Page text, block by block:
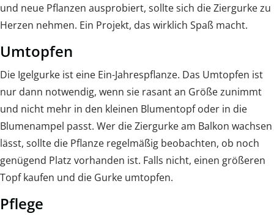
und neue Pflanzen ausprobiert, sollte sich die Ziergurke zu
Herzen nehmen. Ein Projekt, das wirklich Spaß macht.
Umtopfen
Die Igelgurke ist eine Ein-Jahrespflanze. Das Umtopfen ist
nur dann notwendig, wenn sie rasant an Größe zunimmt
und nicht mehr in den kleinen Blumentopf oder in die
Blumenampel passt. Wer die Ziergurke am Balkon wachsen
lässt, sollte die Pflanze regelmäßig beobachten, ob noch
genügend Platz vorhanden ist. Falls nicht, einen größeren
Topf kaufen und die Gurke umtopfen.
Pflege